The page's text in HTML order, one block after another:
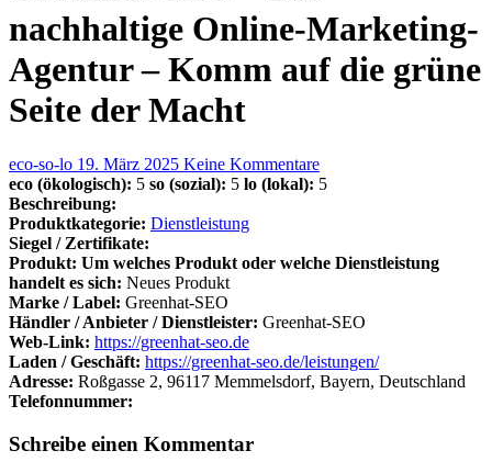
nachhaltige Online-Marketing-
Agentur – Komm auf die grüne
Seite der Macht
eco-so-lo 19. März 2025 Keine Kommentare
eco (ökologisch): 5 so (sozial): 5 lo (lokal): 5
Beschreibung:
Produktkategorie: Dienstleistung
Siegel / Zertifikate:
Produkt: Um welches Produkt oder welche Dienstleistung
handelt es sich: Neues Produkt
Marke / Label: Greenhat-SEO
Händler / Anbieter / Dienstleister: Greenhat-SEO
Web-Link: https://greenhat-seo.de
Laden / Geschäft: https://greenhat-seo.de/leistungen/
Adresse: Roßgasse 2, 96117 Memmelsdorf, Bayern, Deutschland
Telefonnummer:
Schreibe einen Kommentar